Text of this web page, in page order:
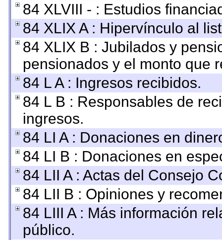
84 XLVIII - : Estudios
84 XLIX A : Hipervínculo al
84 XLIX B : Jubilados y
pensionados y el monto que
84 L A : Ingresos recibidos.
84 L B : Responsables de
ingresos.
84 LI A : Donaciones en
84 LI B : Donaciones en
84 LII A : Actas del Consejo
84 LII B : Opiniones y
84 LIII A : Más información
público.